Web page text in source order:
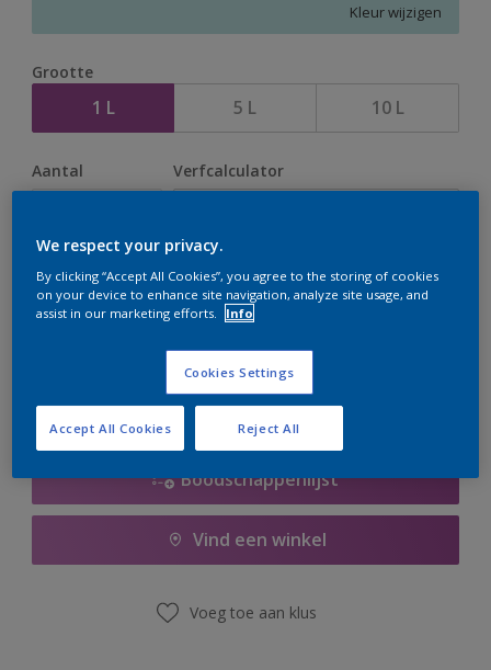
Kleur wijzigen
Grootte
1 L 5 L 10 L
Aantal Verfcalculator
Op dit moment is het niet mogelijk dit product online
te bestellen. Houd de website in de gaten, we werken
Boodschappenlijst
Vind een winkel
Voeg toe aan klus
We respect your privacy.
By clicking “Accept All Cookies”, you agree to the storing of cookies
on your device to enhance site navigation, analyze site usage, and
assist in our marketing efforts.
Info
Cookies Settings
Reject All
Accept All Cookies